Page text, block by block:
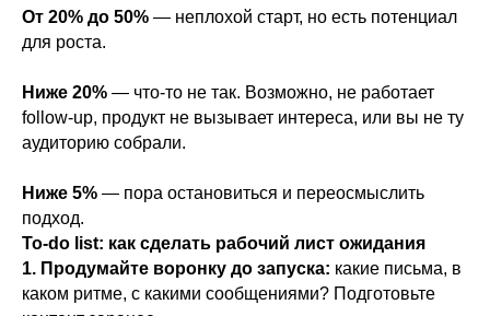
От 20% до 50% — неплохой старт, но есть потенциал
для роста.
Ниже 20% — что-то не так. Возможно, не работает
follow-up, продукт не вызывает интереса, или вы не ту
аудиторию собрали.
Ниже 5% — пора остановиться и переосмыслить
подход.
To-do list: как сделать рабочий лист ожидания
1. Продумайте воронку до запуска: какие письма, в
каком ритме, с какими сообщениями? Подготовьте